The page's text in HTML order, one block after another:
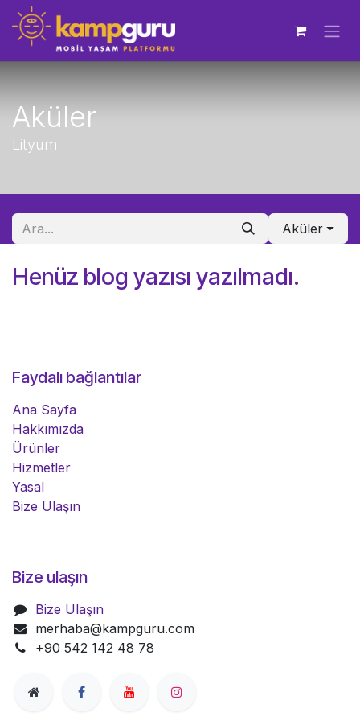
İçereği Atla
Aküler
Lityum
Aküler
Henüz blog yazısı yazılmadı.
Faydalı bağlantılar
Ana Sayfa
Hakkımızda
Ürünler
Hizmetler
Yasal
Bize Ulaşın
Bize ulaşın
Bize Ulaşın
merhaba@kampguru.com
+90 542 142 48 78